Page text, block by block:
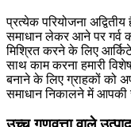
प्रत्येक परियोजना
समाधान लेकर आने पर गर्व
मिश्रित करने के लिए
साथ काम करना हमारी
बनाने के लिए ग्राहकों को
समाधान निकालने में आपकी